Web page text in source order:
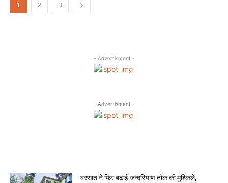
1 2 3
- Advertisment -
- Advertisment -
बरसात ने फिर बढ़ाई जन्दरियाण तोक की मुश्किलें,